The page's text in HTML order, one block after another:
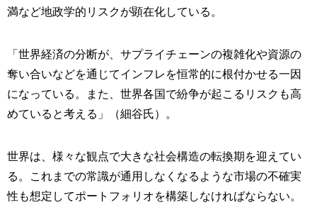
満など地政学的リスクが顕在化している。
「世界経済の分断が、サプライチェーンの複雑化や資源の
奪い合いなどを通じてインフレを恒常的に根付かせる一因
になっている。また、世界各国で紛争が起こるリスクも高
めていると考える」（細谷氏）。
世界は、様々な観点で大きな社会構造の転換期を迎えてい
る。これまでの常識が通用しなくなるような市場の不確実
性も想定してポートフォリオを構築しなければならない。